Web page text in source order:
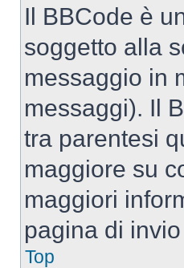
Il BBCode è
soggetto alla
messaggio in
messaggi). Il
tra parentesi
maggiore su
maggiori
pagina di
Top